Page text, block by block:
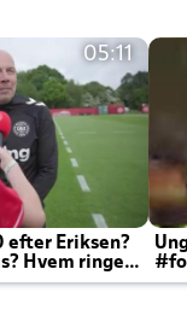
05:11
efter Eriksen?
Hvem ringer
kampe?